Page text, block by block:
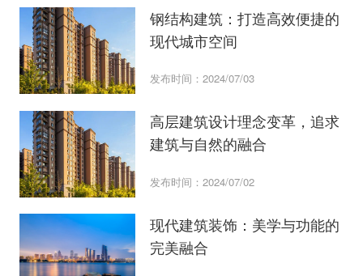
钢结构建筑：打造高效便捷的
现代城市空间
发布时间：2024/07/03
高层建筑设计理念变革，追求
建筑与自然的融合
发布时间：2024/07/02
现代建筑装饰：美学与功能的
完美融合